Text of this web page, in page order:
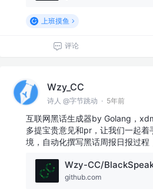
上班摸鱼
评论
Wzy_CC
诗人 @字节跳动 · 5年前
互联网黑话生成器by Golang，
多提宝贵意见和pr，让我们一起着
境，自动化撰写黑话周报日报过程
Wzy-CC/
github.com